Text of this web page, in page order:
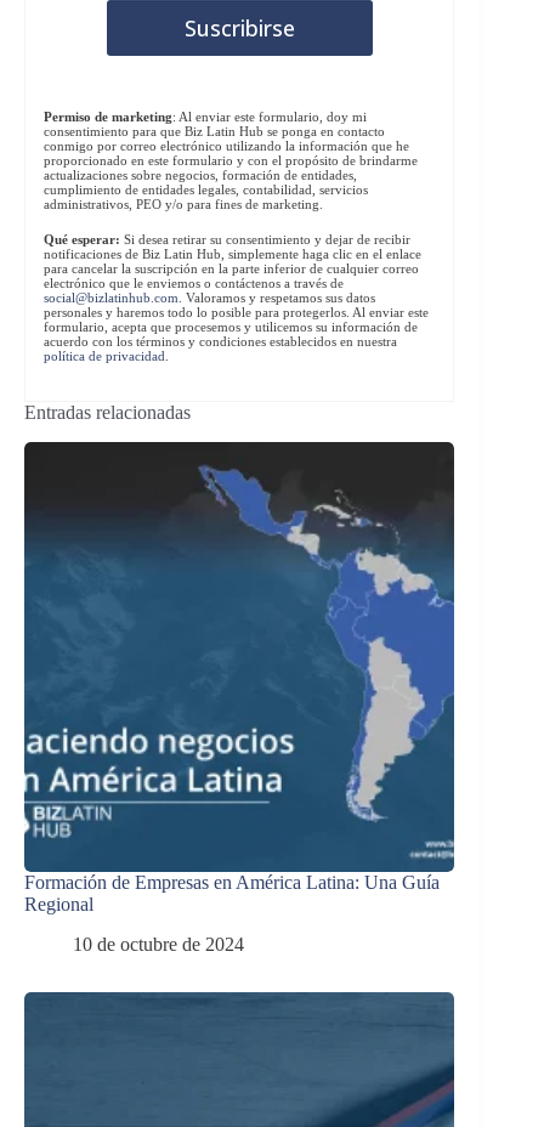
Permiso de marketing: Al enviar este formulario, doy mi
consentimiento para que Biz Latin Hub se ponga en contacto
conmigo por correo electrónico utilizando la información que he
proporcionado en este formulario y con el propósito de brindarme
actualizaciones sobre negocios, formación de entidades,
cumplimiento de entidades legales, contabilidad, servicios
administrativos, PEO y/o para fines de marketing.
Qué esperar: Si desea retirar su consentimiento y dejar de recibir
notificaciones de Biz Latin Hub, simplemente haga clic en el enlace
para cancelar la suscripción en la parte inferior de cualquier correo
electrónico que le enviemos o contáctenos a través de
social@bizlatinhub.com . Valoramos y respetamos sus datos
personales y haremos todo lo posible para protegerlos. Al enviar este
formulario, acepta que procesemos y utilicemos su información de
acuerdo con los términos y condiciones establecidos en nuestra
política de privacidad
Entradas relacionadas
Formación de Empresas en América Latina: Una Guía
Regional
10 de octubre de 2024